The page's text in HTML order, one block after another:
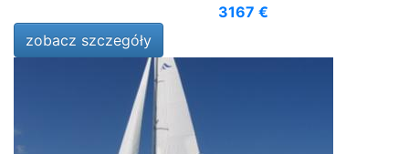
3167 €
zobacz szczegóły